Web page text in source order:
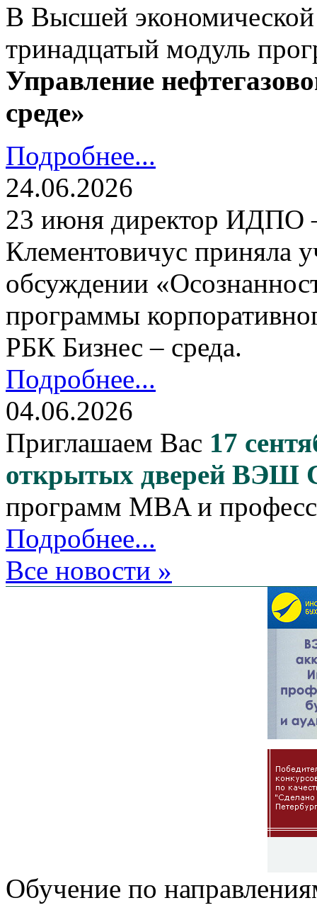
В Высшей
тринадцатый модуль
Управление
среде»
Подробнее...
24.06.2026
23 июня директор
Клементовичус приняла
обсуждении
программы
РБК Бизнес – среда.
Подробнее...
04.06.2026
Приглашаем Вас 17
открытых дверей ВЭШ
программ MBA и
Подробнее...
Все новости »
Обучение по